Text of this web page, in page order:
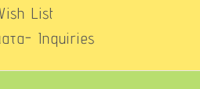
List
Inquiries